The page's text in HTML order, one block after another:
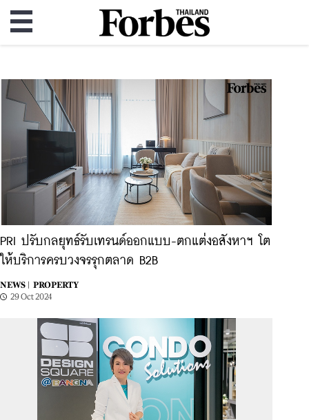
PRI ปรับกลยุทธ์รับเทรนด์ออกแบบ-ตกแต่งอสังหาฯ โต
ให้บริการครบวงจรรุกตลาด B2B
NEWS |
PROPERTY
29 Oct 2024